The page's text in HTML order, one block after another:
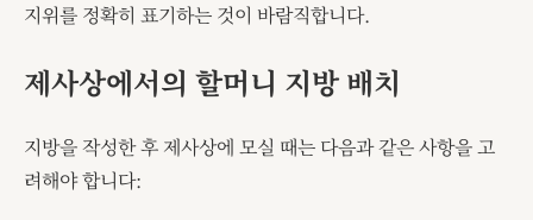
지위를 정확히 표기하는 것이 바람직합니다.
제사상에서의 할머니 지방 배치
지방을 작성한 후 제사상에 모실 때는 다음과 같은 사항을 고
려해야 합니다: